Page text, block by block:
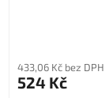
433,06 Kč bez DPH
524 Kč